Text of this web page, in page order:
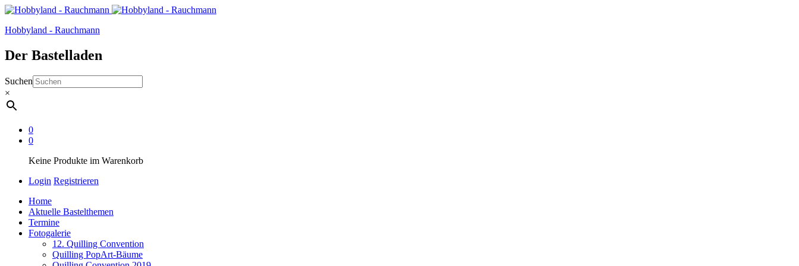
Hobbyland - Rauchmann
Der Bastelladen
Suchen
×
0
0
Keine Produkte im Warenkorb
Login Registrieren
Home
Aktuelle Bastelthemen
Termine
Fotogalerie
12. Quilling Convention
Quilling PopArt-Bäume